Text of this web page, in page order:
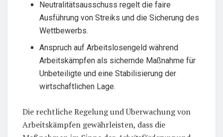
Neutralitätsausschuss regelt die faire
Ausführung von Streiks und die Sicherung des
Wettbewerbs.
Anspruch auf Arbeitslosengeld während
Arbeitskämpfen als sichernde Maßnahme für
Unbeteiligte und eine Stabilisierung der
wirtschaftlichen Lage.
Die rechtliche Regelung und Überwachung von
Arbeitskämpfen gewährleisten, dass die